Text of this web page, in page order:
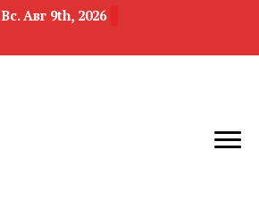
Вс. Авг 9th, 2026